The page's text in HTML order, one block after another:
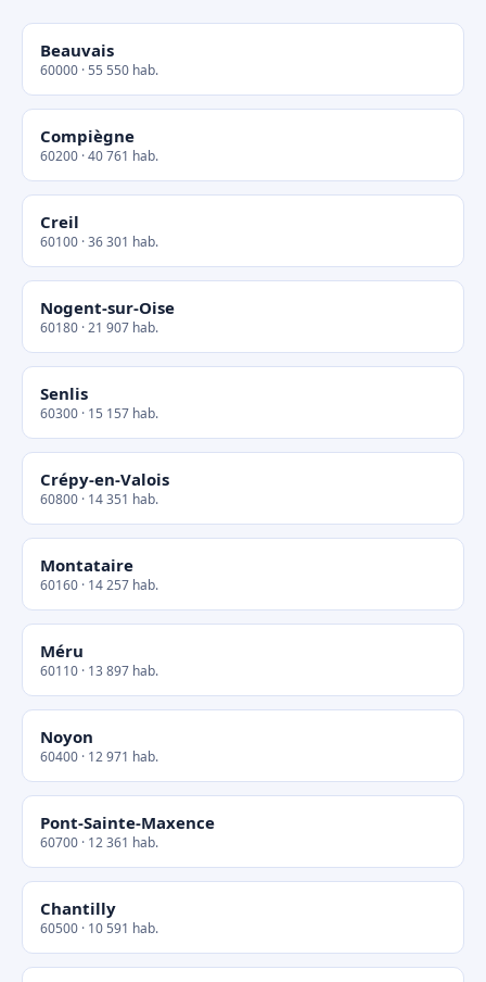
Beauvais
60000 · 55 550 hab.
Compiègne
60200 · 40 761 hab.
Creil
60100 · 36 301 hab.
Nogent-sur-Oise
60180 · 21 907 hab.
Senlis
60300 · 15 157 hab.
Crépy-en-Valois
60800 · 14 351 hab.
Montataire
60160 · 14 257 hab.
Méru
60110 · 13 897 hab.
Noyon
60400 · 12 971 hab.
Pont-Sainte-Maxence
60700 · 12 361 hab.
Chantilly
60500 · 10 591 hab.